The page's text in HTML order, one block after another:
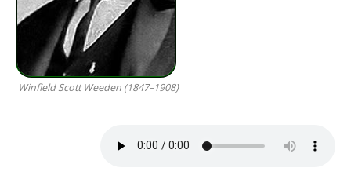
Winfield Scott Weeden (1847–1908)